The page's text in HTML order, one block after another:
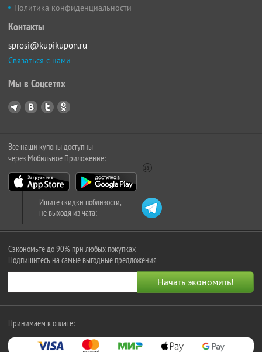
Политика конфиденциальности
Контакты
sprosi@kupikupon.ru
Связаться с нами
Мы в Соцсетях
Все наши купоны доступны
через Мобильное Приложение:
Ищите скидки поблизости,
не выходя из чата:
Сэкономьте до 90% при любых покупках
Подпишитесь на самые выгодные предложения
Принимаем к оплате: